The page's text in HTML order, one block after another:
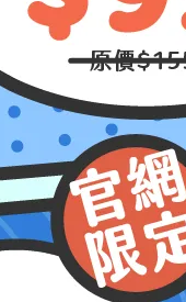
福穀
包子
紛五
友省
2025-05-02
最新文章